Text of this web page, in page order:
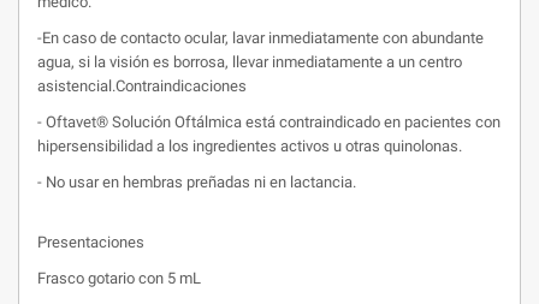
-En caso de contacto ocular, lavar inmediatamente con abundante
agua, si la visión es borrosa, llevar inmediatamente a un centro
asistencial.Contraindicaciones
- Oftavet® Solución Oftálmica está contraindicado en pacientes con
hipersensibilidad a los ingredientes activos u otras quinolonas.
- No usar en hembras preñadas ni en lactancia.
Presentaciones
Frasco gotario con 5 mL